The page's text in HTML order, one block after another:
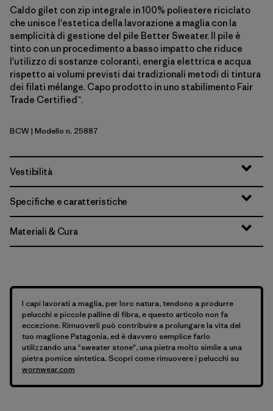
Caldo gilet con zip integrale in 100% poliestere riciclato
che unisce l'estetica della lavorazione a maglia con la
semplicità di gestione del pile Better Sweater. Il pile è
tinto con un procedimento a basso impatto che riduce
l'utilizzo di sostanze coloranti, energia elettrica e acqua
rispetto ai volumi previsti dai tradizionali metodi di tintura
dei filati mélange. Capo prodotto in uno stabilimento Fair
Trade Certified™.
Birch White
BCW| Modello n. 25887
Vestibilità
Specifiche e caratteristiche
Materiali & Cura
I capi lavorati a maglia, per loro natura, tendono a produrre
pelucchi e piccole palline di fibra, e questo articolo non fa
eccezione. Rimuoverli può contribuire a prolungare la vita del
tuo maglione Patagonia, ed è davvero semplice farlo
utilizzando una "sweater stone", una pietra molto simile a una
pietra pomice sintetica. Scopri come rimuovere i pelucchi su
wornwear.com